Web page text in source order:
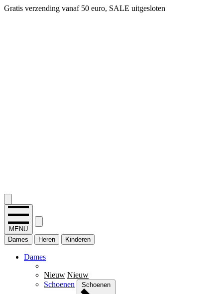
Gratis verzending vanaf 50 euro, SALE uitgesloten
MENU
Dames
Heren Kinderen
Dames
Nieuw Nieuw
Schoenen
Schoenen